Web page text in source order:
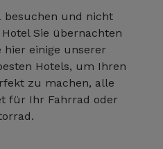
besuchen und nicht
Sie übernachten
hier einige unserer
Hotels, um Ihren
zu machen, alle
für Ihr Fahrrad oder